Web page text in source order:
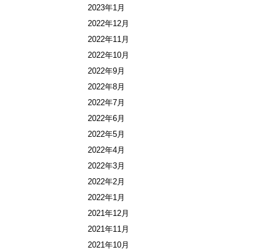
2023年1月
2022年12月
2022年11月
2022年10月
2022年9月
2022年8月
2022年7月
2022年6月
2022年5月
2022年4月
2022年3月
2022年2月
2022年1月
2021年12月
2021年11月
2021年10月